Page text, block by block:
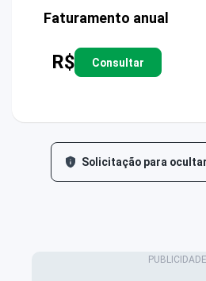
Faturamento anual
R$ Consultar
Solicitação para